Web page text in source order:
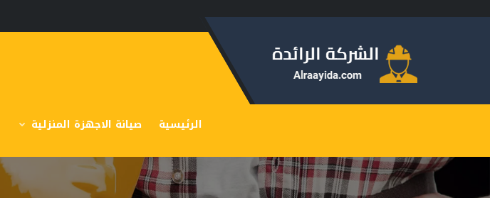
الرئيسية صيانة الاجهزة المنزلية